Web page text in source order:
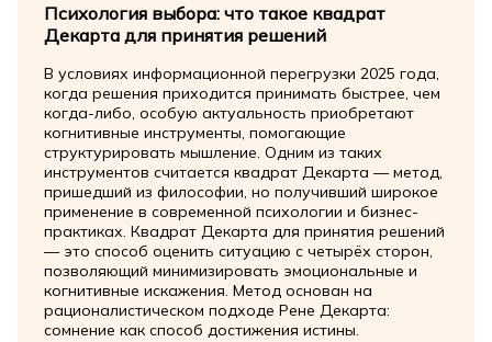
Психология выбора: что такое квадрат
Декарта для принятия решений
В условиях информационной перегрузки 2025 года,
когда решения приходится принимать быстрее, чем
когда-либо, особую актуальность приобретают
когнитивные инструменты, помогающие
структурировать мышление. Одним из таких
инструментов считается квадрат Декарта — метод,
пришедший из философии, но получивший широкое
применение в современной психологии и бизнес-
практиках. Квадрат Декарта для принятия решений
— это способ оценить ситуацию с четырёх сторон,
позволяющий минимизировать эмоциональные и
когнитивные искажения. Метод основан на
рационалистическом подходе Рене Декарта:
сомнение как способ достижения истины.